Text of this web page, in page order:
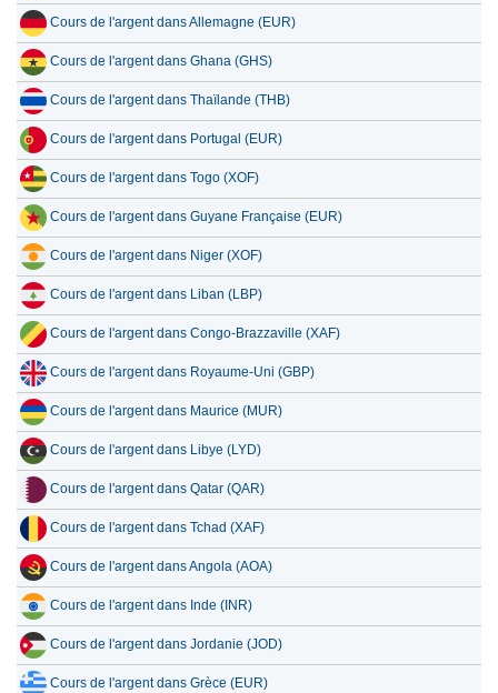
Cours de l'argent dans Allemagne (EUR)
Cours de l'argent dans Ghana (GHS)
Cours de l'argent dans Thaïlande (THB)
Cours de l'argent dans Portugal (EUR)
Cours de l'argent dans Togo (XOF)
Cours de l'argent dans Guyane Française (EUR)
Cours de l'argent dans Niger (XOF)
Cours de l'argent dans Liban (LBP)
Cours de l'argent dans Congo-Brazzaville (XAF)
Cours de l'argent dans Royaume-Uni (GBP)
Cours de l'argent dans Maurice (MUR)
Cours de l'argent dans Libye (LYD)
Cours de l'argent dans Qatar (QAR)
Cours de l'argent dans Tchad (XAF)
Cours de l'argent dans Angola (AOA)
Cours de l'argent dans Inde (INR)
Cours de l'argent dans Jordanie (JOD)
Cours de l'argent dans Grèce (EUR)